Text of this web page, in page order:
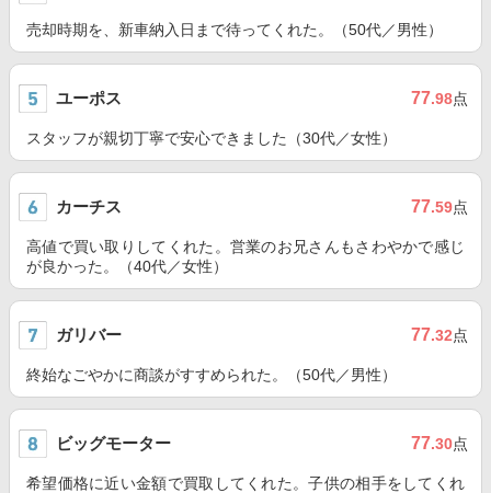
売却時期を、新車納入日まで待ってくれた。（50代／男性）
ユーポス 77.98点
スタッフが親切丁寧で安心できました（30代／女性）
カーチス 77.59点
高値で買い取りしてくれた。営業のお兄さんもさわやかで感じ
が良かった。（40代／女性）
ガリバー 77.32点
終始なごやかに商談がすすめられた。（50代／男性）
ビッグモーター 77.30点
希望価格に近い金額で買取してくれた。子供の相手をしてくれ